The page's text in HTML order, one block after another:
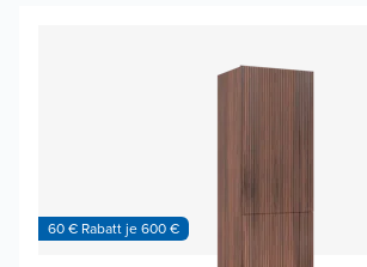
60 € Rabatt je 600 €